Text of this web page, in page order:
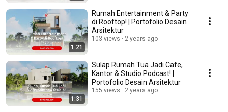
1:21
Rumah Entertainment & Party
di Rooftop! | Portofolio Desain
Arsitektur
103 views 2 years ago
1:31
Sulap Rumah Tua Jadi Cafe,
Kantor & Studio Podcast! |
Portofolio Desain Arsitektur
155 views 2 years ago